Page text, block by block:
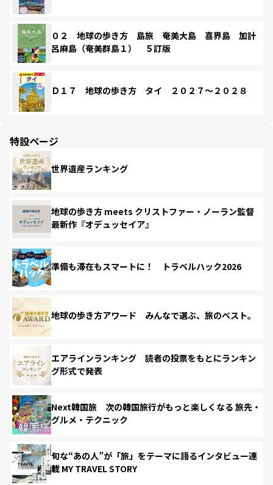
０２ 地球の歩き方 島旅 奄美大島 喜界島 加計
呂麻島（奄美群島１） ５訂版
Ｄ１７ 地球の歩き方 タイ ２０２７～２０２８
特設ページ
世界遺産ランキング
地球の歩き方 meets クリストファー・ノーラン監督
最新作『オデュッセイア』
準備も滞在もスマートに！ トラベルハック2026
地球の歩き方アワード みんなで選ぶ、旅のベスト。
エアラインランキング 読者の投票をもとにランキン
グ形式で発表
Next韓国旅 次の韓国旅行がもっと楽しくなる 旅先・
グルメ・テクニック
旬な“あの人”が「旅」をテーマに語るインタビュー連
載 MY TRAVEL STORY